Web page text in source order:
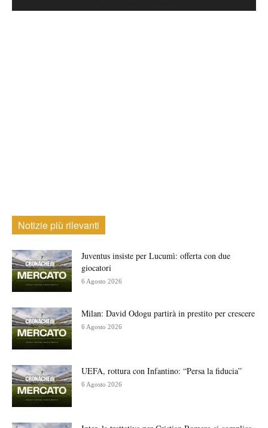
Notizie più rilevanti
Juventus insiste per Lucumì: offerta con due
giocatori
6 Agosto 2026
Milan: David Odogu partirà in prestito per crescere
6 Agosto 2026
UEFA, rottura con Infantino: “Persa la fiducia”
6 Agosto 2026